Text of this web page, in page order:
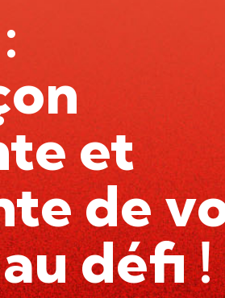
et
de
défi !